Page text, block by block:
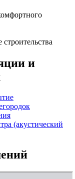
и
(акустический